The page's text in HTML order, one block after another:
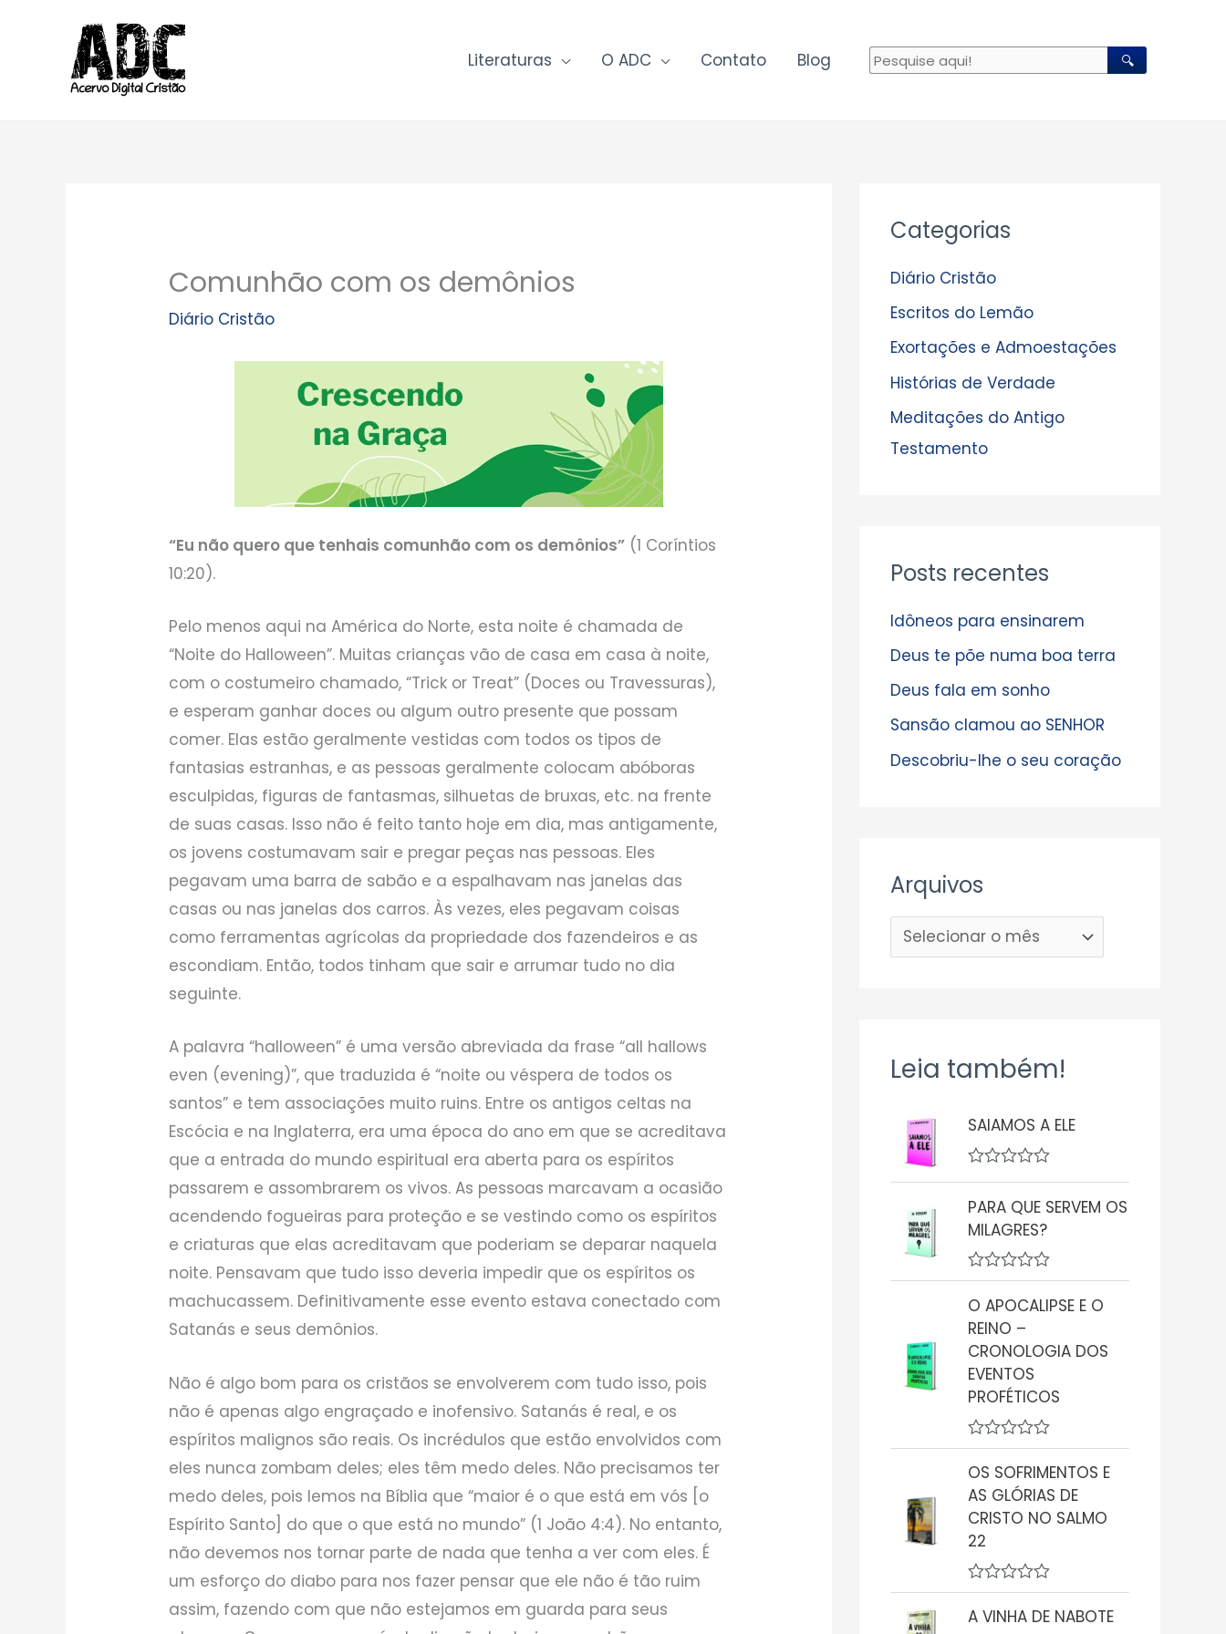
conteúdo
Literaturas O ADC Contato Blog 🔍
Comunhão com os demônios
Diário Cristão
“Eu não quero que tenhais comunhão com os demônios” (1 Coríntios
10:20).
Pelo menos aqui na América do Norte, esta noite é chamada de
“Noite do Halloween”. Muitas crianças vão de casa em casa à noite,
com o costumeiro chamado, “Trick or Treat” (Doces ou Travessuras),
e esperam ganhar doces ou algum outro presente que possam
comer. Elas estão geralmente vestidas com todos os tipos de
fantasias estranhas, e as pessoas geralmente colocam abóboras
esculpidas, figuras de fantasmas, silhuetas de bruxas, etc. na frente
de suas casas. Isso não é feito tanto hoje em dia, mas antigamente,
os jovens costumavam sair e pregar peças nas pessoas. Eles
pegavam uma barra de sabão e a espalhavam nas janelas das
casas ou nas janelas dos carros. Às vezes, eles pegavam coisas
como ferramentas agrícolas da propriedade dos fazendeiros e as
escondiam. Então, todos tinham que sair e arrumar tudo no dia
seguinte.
A palavra “halloween” é uma versão abreviada da frase “all hallows
even (evening)”, que traduzida é “noite ou véspera de todos os
santos” e tem associações muito ruins. Entre os antigos celtas na
Escócia e na Inglaterra, era uma época do ano em que se acreditava
que a entrada do mundo espiritual era aberta para os espíritos
passarem e assombrarem os vivos. As pessoas marcavam a ocasião
acendendo fogueiras para proteção e se vestindo como os espíritos
e criaturas que elas acreditavam que poderiam se deparar naquela
noite. Pensavam que tudo isso deveria impedir que os espíritos os
machucassem. Definitivamente esse evento estava conectado com
Satanás e seus demônios.
Não é algo bom para os cristãos se envolverem com tudo isso, pois
não é apenas algo engraçado e inofensivo. Satanás é real, e os
espíritos malignos são reais. Os incrédulos que estão envolvidos com
eles nunca zombam deles; eles têm medo deles. Não precisamos ter
medo deles, pois lemos na Bíblia que “maior é o que está em vós [o
Espírito Santo] do que o que está no mundo” (1 João 4:4). No entanto,
não devemos nos tornar parte de nada que tenha a ver com eles. É
um esforço do diabo para nos fazer pensar que ele não é tão ruim
assim, fazendo com que não estejamos em guarda para seus
Categorias
Diário Cristão
Escritos do Lemão
Exortações e Admoestações
Histórias de Verdade
Meditações do Antigo
Testamento
Posts recentes
Idôneos para ensinarem
Deus te põe numa boa terra
Deus fala em sonho
Sansão clamou ao SENHOR
Descobriu-lhe o seu coração
Arquivos
r
u
i
v
o
s
Leia também!
SAIAMOS A ELE
A
a
l
i
a
ç
o
d
e
5
PARA QUE SERVEM OS
MILAGRES?
A
v
a
l
i
a
ç
ã
o
0
d
e
5
O APOCALIPSE E O
REINO –
CRONOLOGIA DOS
EVENTOS
PROFÉTICOS
A
v
a
l
i
a
ç
o
0
e
OS SOFRIMENTOS E
AS GLÓRIAS DE
CRISTO NO SALMO
22
A
v
a
A VINHA DE NABOTE